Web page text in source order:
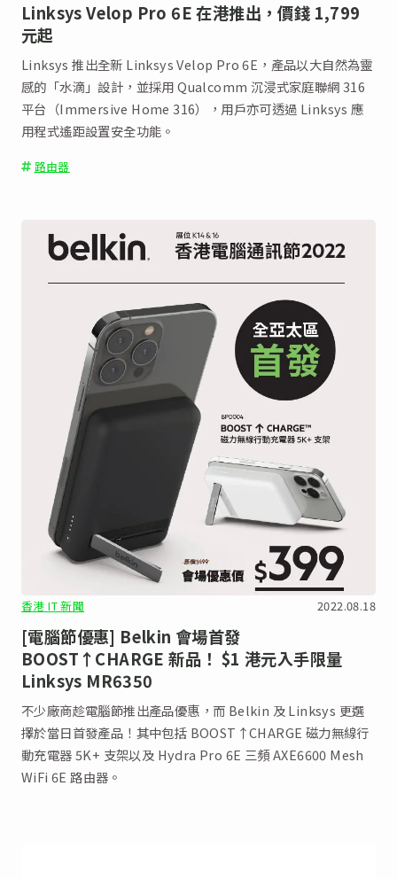
Linksys Velop Pro 6E 在港推出，價錢 1,799
元起
Linksys 推出全新 Linksys Velop Pro 6E，產品以大自然為靈
感的「水滴」設計，並採用 Qualcomm 沉浸式家庭聯網 316
平台（Immersive Home 316），用戶亦可透過 Linksys 應
用程式遙距設置安全功能。
路由器
香港 IT 新聞 2022.08.18
[電腦節優惠] Belkin 會場首發
BOOST↑CHARGE 新品！ $1 港元入手限量
Linksys MR6350
不少廠商趁電腦節推出產品優惠，而 Belkin 及 Linksys 更選
擇於當日首發產品！其中包括 BOOST↑CHARGE 磁力無線行
動充電器 5K+ 支架以及 Hydra Pro 6E 三頻 AXE6600 Mesh
WiFi 6E 路由器。